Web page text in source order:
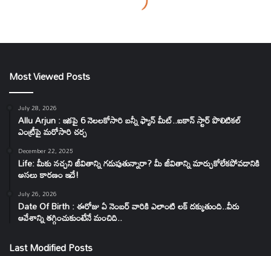
Most Viewed Posts
July 28, 2026
Allu Arjun : ఇకపై 6 నెలలకోసారి బన్నీ ఫ్యాన్ మీట్..ఐకాన్ స్టార్ పొలిటికల్
ఎంట్రీపై మరోసారి చర్చ
December 22, 2025
Life: మీకు నచ్చని జీవితాన్ని గడుపుతున్నారా? మీ జీవితాన్ని మార్చుకోలేకపోవడానికి
అసలు కారణం ఇదే!
July 26, 2026
Date Of Birth : ఈరోజు ఏ నెంబర్ వారికి ఎలాంటి లక్ దక్కుతుంది..వీరు
ఆవేశాన్ని తగ్గించుకుంటేనే మంచిది..
Last Modified Posts